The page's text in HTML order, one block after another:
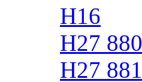
H16
H27 880
H27 881